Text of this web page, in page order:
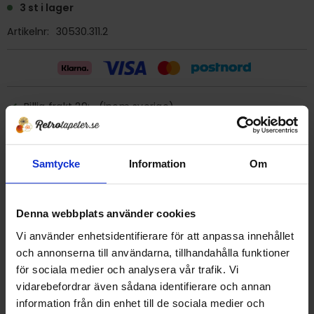
Samtycke Information Om
Denna webbplats använder cookies
Vi använder enhetsidentifierare för att anpassa innehållet
och annonserna till användarna, tillhandahålla funktioner
för sociala medier och analysera vår trafik. Vi
vidarebefordrar även sådana identifierare och annan
information från din enhet till de sociala medier och
3 st i lager
Artikelnr
30530.311.2
Billig frakt 29:- (inom sverige)
Tapet 30530.311.2 Leroy
Tryckår 1978
Rulle 10 meter.
53 cm bred
Plastad papperstapet/tvättbar.
Förklistrad, men då klistret är gammalt är det säkrast att
använda nytt klister.